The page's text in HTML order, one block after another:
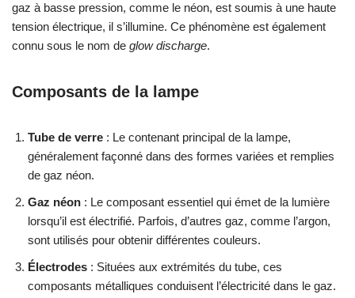
gaz à basse pression, comme le néon, est soumis à une haute
tension électrique, il s’illumine. Ce phénomène est également
connu sous le nom de glow discharge.
Composants de la lampe
Tube de verre : Le contenant principal de la lampe,
généralement façonné dans des formes variées et remplies
de gaz néon.
Gaz néon : Le composant essentiel qui émet de la lumière
lorsqu’il est électrifié. Parfois, d’autres gaz, comme l’argon,
sont utilisés pour obtenir différentes couleurs.
Électrodes : Situées aux extrémités du tube, ces
composants métalliques conduisent l’électricité dans le gaz.